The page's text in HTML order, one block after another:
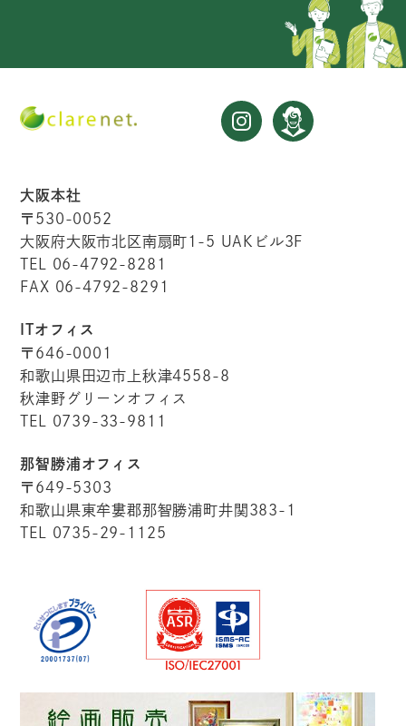
大阪本社
〒530-0052
大阪府大阪市北区南扇町1-5 UAKビル3F
TEL 06-4792-8281
FAX 06-4792-8291
ITオフィス
〒646-0001
和歌山県田辺市上秋津4558-8
秋津野グリーンオフィス
TEL 0739-33-9811
那智勝浦オフィス
〒649-5303
和歌山県東牟婁郡那智勝浦町井関383-1
TEL 0735-29-1125